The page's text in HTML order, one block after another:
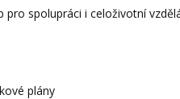
pro spolupráci i celoživotní
plány